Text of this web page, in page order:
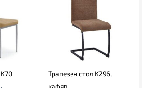
Трапезен стол K296,
кафяв